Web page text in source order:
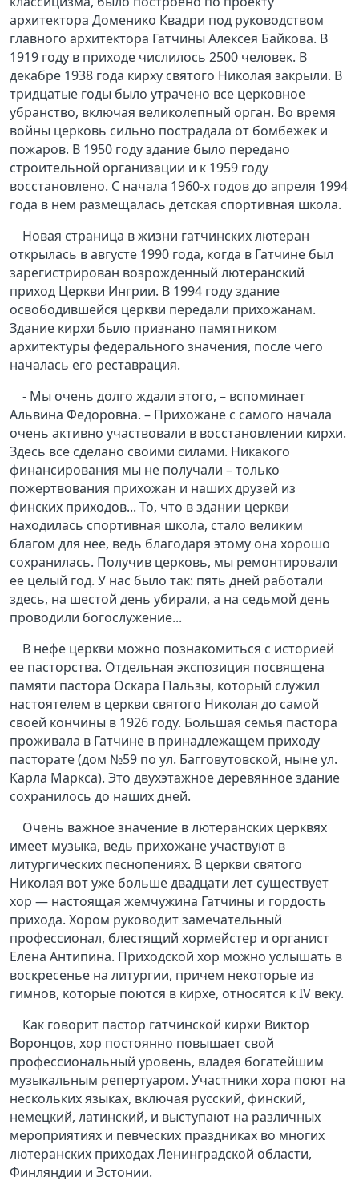
архитектора Доменико Квадри под руководством
главного архитектора Гатчины Алексея Байкова. В
1919 году в приходе числилось 2500 человек. В
декабре 1938 года кирху святого Николая закрыли. В
тридцатые годы было утрачено все церковное
убранство, включая великолепный орган. Во время
войны церковь сильно пострадала от бомбежек и
пожаров. В 1950 году здание было передано
строительной организации и к 1959 году
восстановлено. С начала 1960-х годов до апреля 1994
года в нем размещалась детская спортивная школа.
Новая страница в жизни гатчинских лютеран
открылась в августе 1990 года, когда в Гатчине был
зарегистрирован возрожденный лютеранский
приход Церкви Ингрии. В 1994 году здание
освободившейся церкви передали прихожанам.
Здание кирхи было признано памятником
архитектуры федерального значения, после чего
началась его реставрация.
- Мы очень долго ждали этого, – вспоминает
Альвина Федоровна. – Прихожане с самого начала
очень активно участвовали в восстановлении кирхи.
Здесь все сделано своими силами. Никакого
финансирования мы не получали – только
пожертвования прихожан и наших друзей из
финских приходов... То, что в здании церкви
находилась спортивная школа, стало великим
благом для нее, ведь благодаря этому она хорошо
сохранилась. Получив церковь, мы ремонтировали
ее целый год. У нас было так: пять дней работали
здесь, на шестой день убирали, а на седьмой день
проводили богослужение...
В нефе церкви можно познакомиться с историей
ее пасторства. Отдельная экспозиция посвящена
памяти пастора Оскара Пальзы, который служил
настоятелем в церкви святого Николая до самой
своей кончины в 1926 году. Большая семья пастора
проживала в Гатчине в принадлежащем приходу
пасторате (дом №59 по ул. Багговутовской, ныне ул.
Карла Маркса). Это двухэтажное деревянное здание
сохранилось до наших дней.
Очень важное значение в лютеранских церквях
имеет музыка, ведь прихожане участвуют в
литургических песнопениях. В церкви святого
Николая вот уже больше двадцати лет существует
хор — настоящая жемчужина Гатчины и гордость
прихода. Хором руководит замечательный
профессионал, блестящий хормейстер и органист
Елена Антипина. Приходской хор можно услышать в
воскресенье на литургии, причем некоторые из
гимнов, которые поются в кирхе, относятся к IV веку.
Как говорит пастор гатчинской кирхи Виктор
Воронцов, хор постоянно повышает свой
профессиональный уровень, владея богатейшим
музыкальным репертуаром. Участники хора поют на
нескольких языках, включая русский, финский,
немецкий, латинский, и выступают на различных
мероприятиях и певческих праздниках во многих
лютеранских приходах Ленинградской области,
Финляндии и Эстонии.